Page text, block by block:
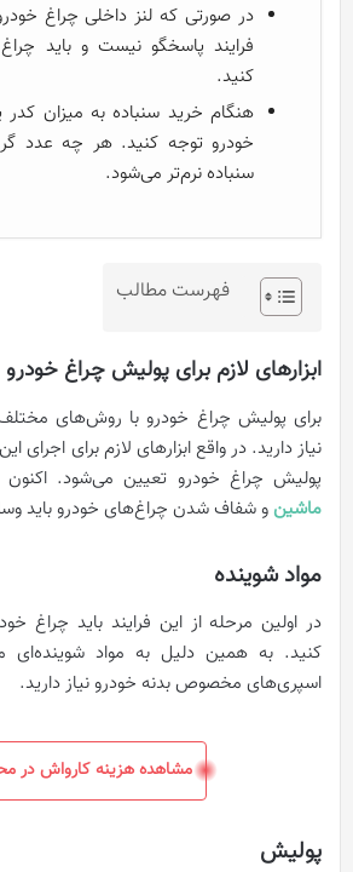
در صورتی که لنز داخلی چراغ
فرایند پاسخگو نیست و باید
کنید.
هنگام خرید سنباده به میزان
خودرو توجه کنید. هر چه عدد
سنباده نرم‌تر می‌شود.
فهرست مطالب
ابزارهای لازم برای پولیش چراغ خودرو
برای پولیش چراغ خودرو با روش‌های
نیاز دارید. در واقع ابزارهای لازم برای اجرای
پولیش چراغ خودرو تعیین می‌شود. اکنون
ماشینو شفاف شدن چراغ‌های خودرو باید
مواد شوینده
در اولین مرحله از این فرایند باید چراغ
کنید. به همین دلیل به مواد شوینده‌ای
اسپری‌های مخصوص بدنه خودرو نیاز دارید.
مشاهده هزینه کارواش در
پولیش